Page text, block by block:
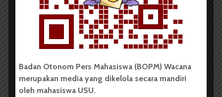
Badan Otonom Pers Mahasiswa (BOPM) Wacana
merupakan media yang dikelola secara mandiri
oleh mahasiswa USU.